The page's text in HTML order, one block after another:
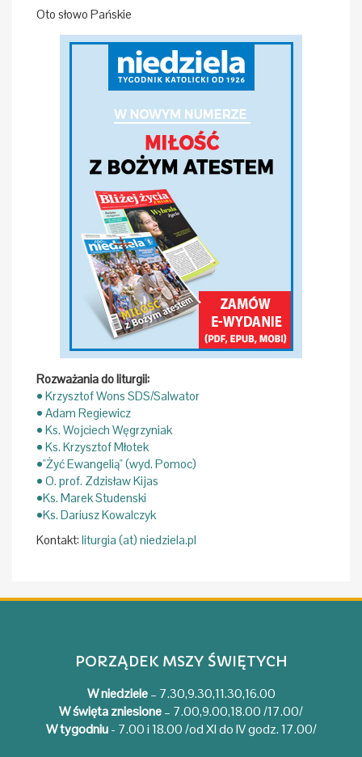
Oto słowo Pańskie
Rozważania do liturgii:
• Krzysztof Wons SDS/Salwator
• Adam Regiewicz
• Ks. Wojciech Węgrzyniak
• Ks. Krzysztof Młotek
•"Żyć Ewangelią" (wyd. Pomoc)
• O. prof. Zdzisław Kijas
•Ks. Marek Studenski
•Ks. Dariusz Kowalczyk
Kontakt: liturgia (at) niedziela.pl
PORZĄDEK MSZY ŚWIĘTYCH
W niedziele– 7.30,9.30,11.30,16.00
W święta zniesione– 7.00,9.00,18.00 /17.00/
W tygodniu- 7.00 i 18.00 /od XI do IV godz. 17.00/